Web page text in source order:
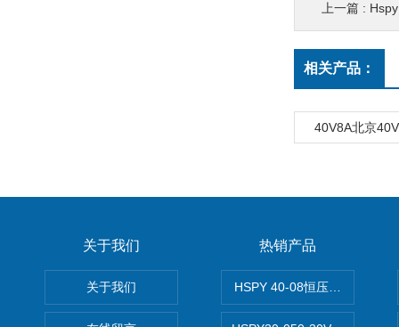
上一篇 :
相关产品：
40V8A北京
关于我们
关于我们
热销产品
HSPY 40-08恒压恒流恒功率